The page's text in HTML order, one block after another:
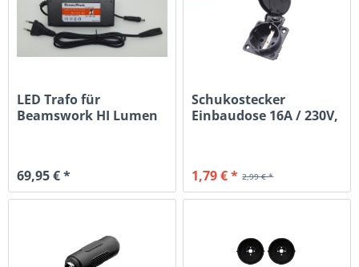
LED Trafo für
Beamswork HI Lumen
69,95 € *
Schukostecker
Einbaudose 16A / 230V,
2,99 € *
1,79 € *